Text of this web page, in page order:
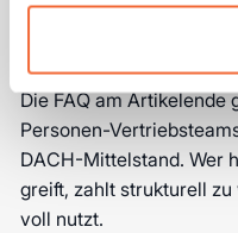
Die FAQ am
Personen-
DACH-Mittelstand. Wer
greift, zahlt strukturell
voll nutzt.